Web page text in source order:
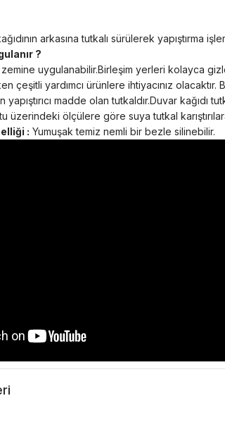
arkasına tutkalı sürülerek yapıştırma
?
zemine uygulanabilir.Birleşim yerleri kolayca
çeşitli yardımcı ürünlere ihtiyacınız olacaktır.
madde olan tutkaldır.Duvar kağıdı
üzerindeki ölçülere göre suya tutkal
: Yumuşak temiz nemli bir bezle silinebilir.